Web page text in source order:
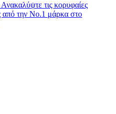
τις κορυφαίες
από την Νο.1 μάρκα στο